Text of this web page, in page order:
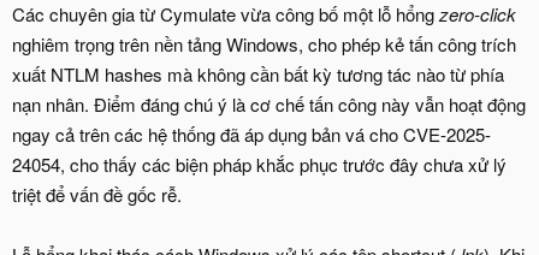
Các chuyên gia từ Cymulate vừa công bố một lỗ hổngzero-click
nghiêm trọng trên nền tảng Windows, cho phép kẻ tấn công trích
xuất NTLM hashes mà không cần bất kỳ tương tác nào từ phía
nạn nhân. Điểm đáng chú ý là cơ chế tấn công này vẫn hoạt động
ngay cả trên các hệ thống đã áp dụng bản vá cho CVE-2025-
24054, cho thấy các biện pháp khắc phục trước đây chưa xử lý
triệt để vấn đề gốc rễ.